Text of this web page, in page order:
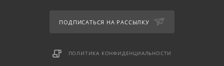
ПОДПИСАТЬСЯ НА РАССЫЛКУ
ПОЛИТИКА КОНФИДЕНЦИАЛЬНОСТИ